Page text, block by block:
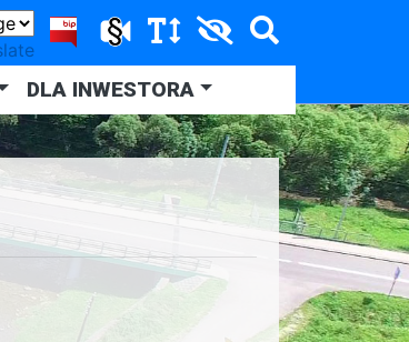
DLA INWESTORA